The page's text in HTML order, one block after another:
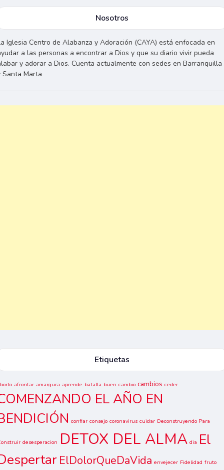
Nosotros
Iglesia Centro de Alabanza y Adoración (CAYA) está enfocada en
a las personas a encontrar a Dios y que su diario vivir pueda
y adorar a Dios. Cuenta actualmente con sedes en Barranquilla
Santa Marta
Etiquetas
afrontar amargura aprende batalla buen cambio cambios ceder
EL AÑO EN
confiar consejo coronavirus cuidar Deconstruyendo Para
desesperacion DETOX DEL ALMA dia El
ElDolorQueDaVida envejecer Fidelidad fruto